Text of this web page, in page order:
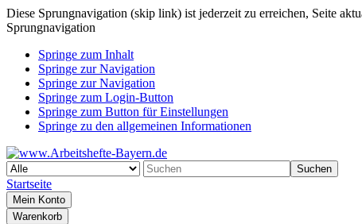
Diese Sprungnavigation (skip link) ist jederzeit zu erreichen, Seite
Sprungnavigation
Springe zum Inhalt
Springe zur Navigation
Springe zur Navigation
Springe zum Login-Button
Springe zum Button für Einstellungen
Springe zu den allgemeinen Informationen
Suchen
Startseite
Mein Konto
Warenkorb